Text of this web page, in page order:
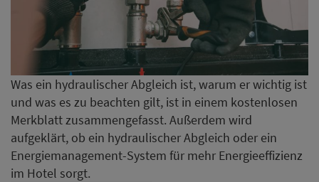
Was ein hydraulischer Abgleich ist, warum er wichtig ist
und was es zu beachten gilt, ist in einem kostenlosen
Merkblatt zusammengefasst. Außerdem wird
aufgeklärt, ob ein hydraulischer Abgleich oder ein
Energiemanagement-System für mehr Energieeffizienz
im Hotel sorgt.